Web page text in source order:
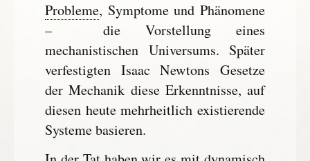
Probleme, Symptome und Phänomene
– die Vorstellung eines
mechanistischen Universums. Später
verfestigten Isaac Newtons Gesetze
der Mechanik diese Erkenntnisse, auf
diesen heute mehrheitlich existierende
Systeme basieren.